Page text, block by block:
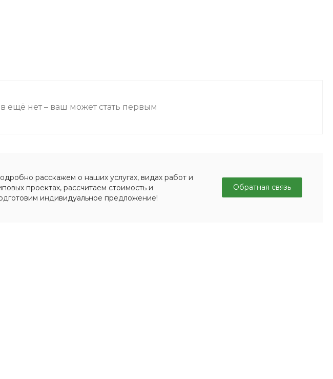
ещё нет – ваш может стать первым
расскажем о наших услугах, видах работ и
проектах, рассчитаем стоимость и
индивидуальное предложение!
Обратная связь